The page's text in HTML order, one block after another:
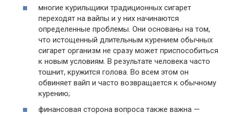
многие курильщики традиционных сигарет
переходят на вайпы и у них начинаются
определенные проблемы. Они основаны на том,
что истощенный длительным курением обычных
сигарет организм не сразу может приспособиться
к новым условиям. В результате человека часто
тошнит, кружится голова. Во всем этом он
обвиняет вайп и часто возвращается к обычному
курению;
финансовая сторона вопроса также важна —